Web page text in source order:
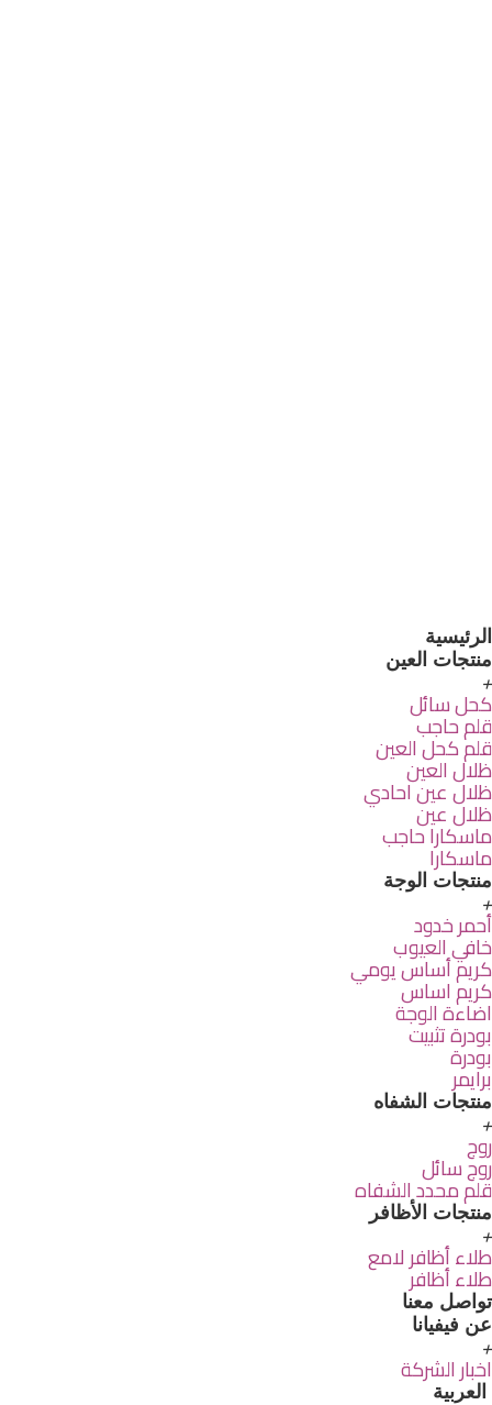
الرئيسية
منتجات العين
كحل سائل
قلم حاجب
قلم كحل العين
ظلال العين
ظلال عين احادي
ظلال عين
ماسكارا حاجب
ماسكارا
منتجات الوجة
أحمر خدود
خافي العيوب
كريم أساس يومي
كريم اساس
اضاءة الوجة
بودرة تثبيت
بودرة
برايمر
منتجات الشفاه
روج
روج سائل
قلم محدد الشفاه
منتجات الأظافر
طلاء أظافر لامع
طلاء أظافر
تواصل معنا
عن فيفيانا
اخبار الشركة
العربية